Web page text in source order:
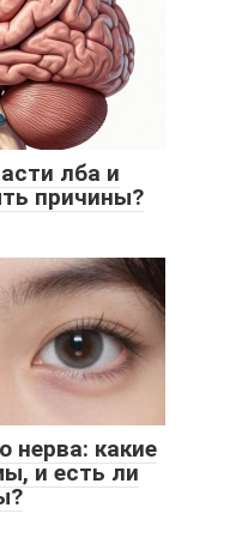
лба и
причины?
нерва: какие
и есть ли